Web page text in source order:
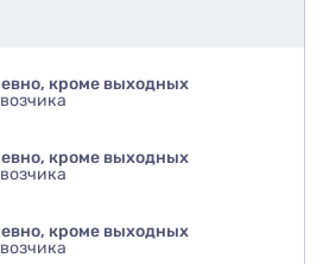
кроме выходных
кроме выходных
кроме выходных